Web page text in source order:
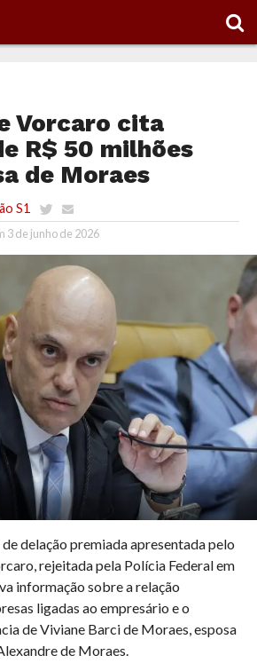
Vorcaro cita
R$ 50 milhões
de Moraes
S1
3 de junho de 2026
delação premiada apresentada pelo
rejeitada pela Polícia Federal em
informação sobre a relação
ligadas ao empresário e o
de Viviane Barci de Moraes, esposa
de Moraes.